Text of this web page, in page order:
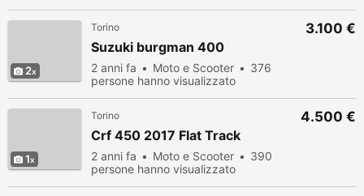
2
Torino
Suzuki burgman 400
2 anni fa Moto e Scooter
376
persone hanno visualizzato
3.100 €
1
Torino
Crf 450 2017 Flat Track
2 anni fa Moto e Scooter
390
persone hanno visualizzato
4.500 €